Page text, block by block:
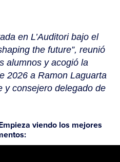
en L’Auditori bajo el
the future”, reunió
alumnos y acogió la
2026 a Ramon Laguarta
y consejero delegado de
viendo los mejores